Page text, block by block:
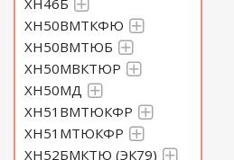
ХН46Б
ХН50ВМТКФЮ
ХН50ВМТЮБ
ХН50МВКТЮР
ХН50МД
ХН51ВМТЮКФР
ХН51МТЮКФР
ХН52БМКТЮ (ЭК79)